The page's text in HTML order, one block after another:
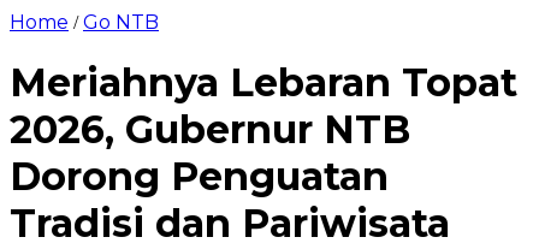
Home /Go NTB
Meriahnya Lebaran Topat
2026, Gubernur NTB
Dorong Penguatan
Tradisi dan Pariwisata